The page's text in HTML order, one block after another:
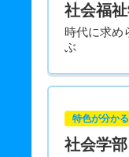
社会福
時代に求め
ぶ
特色が分かる
社会学部